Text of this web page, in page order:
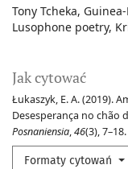
Tony Tcheka
Lusophone poetry
Jak cytować
Łukaszyk, E. A. (2019).
Desesperança no chão
Posnaniensia,46(3),
Formaty cytowań